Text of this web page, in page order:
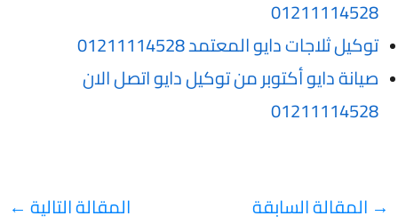
01211114528
توكيل ثلاجات دايو المعتمد 01211114528
صيانة دايو أكتوبر من توكيل دايو اتصل الان
01211114528
→ المقالة السابقة المقالة التالية ←